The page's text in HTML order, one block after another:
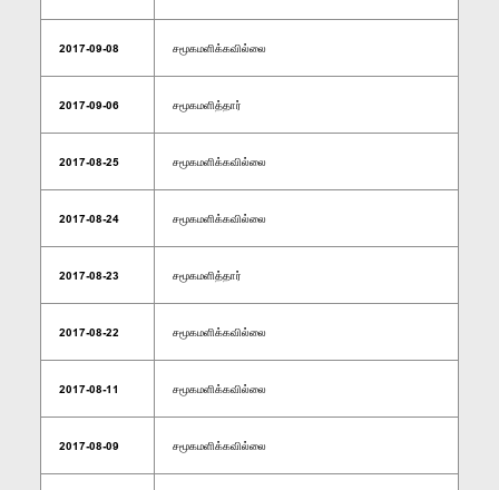
2017-09-08 சமூகமளிக்கவில்லை
2017-09-06 சமூகமளித்தார்
2017-08-25 சமூகமளிக்கவில்லை
2017-08-24 சமூகமளிக்கவில்லை
2017-08-23 சமூகமளித்தார்
2017-08-22 சமூகமளிக்கவில்லை
2017-08-11 சமூகமளிக்கவில்லை
2017-08-09 சமூகமளிக்கவில்லை